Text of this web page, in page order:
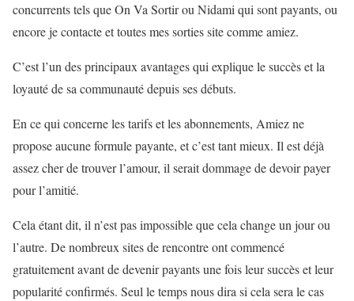
concurrents tels que On Va Sortir ou Nidami qui sont payants, ou
encore je contacte et toutes mes sorties site comme amiez.
C’est l’un des principaux avantages qui explique le succès et la
loyauté de sa communauté depuis ses débuts.
En ce qui concerne les tarifs et les abonnements, Amiez ne
propose aucune formule payante, et c’est tant mieux. Il est déjà
assez cher de trouver l’amour, il serait dommage de devoir payer
pour l’amitié.
Cela étant dit, il n’est pas impossible que cela change un jour ou
l’autre. De nombreux sites de rencontre ont commencé
gratuitement avant de devenir payants une fois leur succès et leur
popularité confirmés. Seul le temps nous dira si cela sera le cas